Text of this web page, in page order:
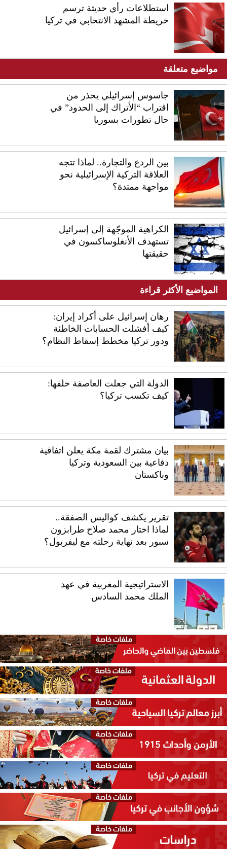
استطلاعات رأي حديثة ترسم
خريطة المشهد الانتخابي في تركيا
مواضيع متعلقة
جاسوس إسرائيلي يحذر من
اقتراب “الأتراك إلى الحدود” في
حال تطورات بسوريا
بين الردع والتجارة.. لماذا تتجه
العلاقة التركية الإسرائيلية نحو
مواجهة ممتدة؟
الكراهية الموجّهة إلى إسرائيل
تستهدف الأنغلوساكسون في
حقيقتها
المواضيع الأكثر قراءة
رهان إسرائيل على أكراد إيران:
كيف أفشلت الحسابات الخاطئة
ودور تركيا مخطط إسقاط النظام؟
الدولة التي جعلت العاصفة خلفها:
كيف تكسب تركيا؟
بيان مشترك لقمة مكة يعلن اتفاقية
دفاعية بين السعودية وتركيا
وباكستان
تقرير يكشف كواليس الصفقة..
لماذا اختار محمد صلاح طرابزون
سبور بعد نهاية رحلته مع ليفربول؟
الاستراتيجية المغربية في عهد
الملك محمد السادس